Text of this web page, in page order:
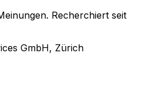
Recherchiert seit
GmbH, Zürich